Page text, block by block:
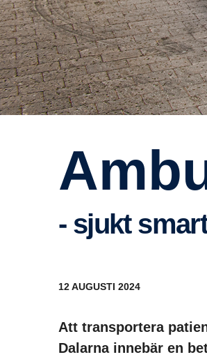
- sjukt
12 AUGUSTI 2024
Att transportera
Dalarna innebär en